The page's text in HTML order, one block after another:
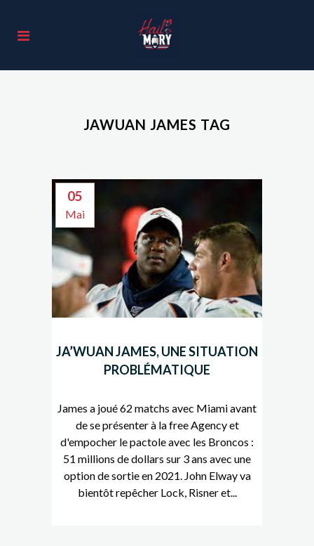
JAWUAN JAMES TAG
05
Mai
JA’WUAN JAMES, UNE SITUATION
PROBLÉMATIQUE
James a joué 62 matchs avec Miami avant
de se présenter à la free Agency et
d'empocher le pactole avec les Broncos :
51 millions de dollars sur 3 ans avec une
option de sortie en 2021. John Elway va
bientôt repêcher Lock, Risner et...